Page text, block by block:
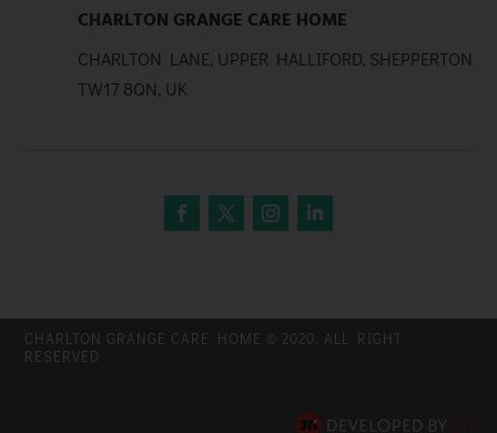
CHARLTON GRANGE CARE HOME
CHARLTON LANE, UPPER HALLIFORD, SHEPPERTON
TW17 8QN, UK
CHARLTON GRANGE CARE HOME © 2020. ALL RIGHT
RESERVED